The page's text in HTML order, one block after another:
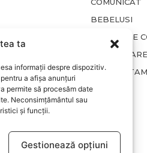
ta
informații despre dispozitiv.
a afișa anunțuri
permite să procesăm date
Neconsimțământul sau
și funcții.
Gestionează opțiuni
URMĂTOR
folosirea
copilului
BEBELUSI
SANATATE
RETETE